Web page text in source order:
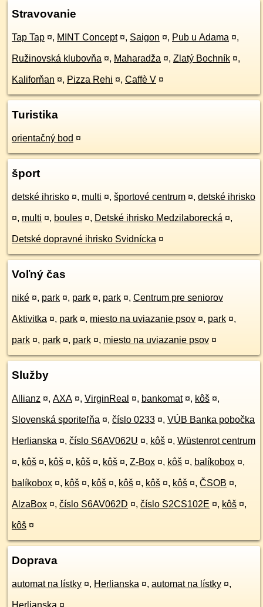
Stravovanie
Tap Tap ¤, MINT Concept ¤, Saigon ¤, Pub u Adama ¤,
Ružinovská klubovňa ¤, Maharadža ¤, Zlatý Bochník ¤,
Kaliforňan ¤, Pizza Rehi ¤, Caffè V ¤
Turistika
orientačný bod ¤
šport
detské ihrisko ¤, multi ¤, športové centrum ¤, detské ihrisko
¤, multi ¤, boules ¤, Detské ihrisko Medzilaborecká ¤,
Detské dopravné ihrisko Svidnícka ¤
Voľný čas
niké ¤, park ¤, park ¤, park ¤, Centrum pre seniorov
Aktivitka ¤, park ¤, miesto na uviazanie psov ¤, park ¤,
park ¤, park ¤, park ¤, miesto na uviazanie psov ¤
Služby
Allianz ¤, AXA ¤, VirginReal ¤, bankomat ¤, kôš ¤,
Slovenská sporiteľňa ¤, číslo 0233 ¤, VÚB Banka pobočka
Herlianska ¤, číslo S6AV062U ¤, kôš ¤, Wüstenrot centrum
¤, kôš ¤, kôš ¤, kôš ¤, kôš ¤, Z-Box ¤, kôš ¤, balíkobox ¤,
balíkobox ¤, kôš ¤, kôš ¤, kôš ¤, kôš ¤, kôš ¤, ČSOB ¤,
AlzaBox ¤, číslo S6AV062D ¤, číslo S2CS102E ¤, kôš ¤,
kôš ¤
Doprava
automat na lístky ¤, Herlianska ¤, automat na lístky ¤,
Herlianska ¤